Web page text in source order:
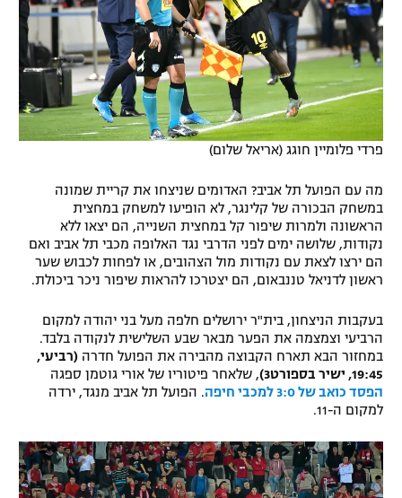
הצטרפות לחבילת הערוצים
לוח דרושים – ג'ובנט
תגיות
פרדי פלומיין חוגג (אריאל שלום)
מה עם הפועל תל אביב? האדומים שניצחו את קריית שמונה
במשחק הבכורה של קלינגר, לא הופיעו למשחק במחצית
הראשונה ולמרות שיפור קל במחצית השנייה, הם יצאו ללא
נקודות, שלושה ימים לפני הדרבי נגד האלופה מכבי תל אביב ואם
הם ירצו לצאת עם נקודות מול הצהובים, או לפחות לכבוש שער
ראשון לדניאל טננבאום, הם יצטרכו להראות שיפור ניכר ביכולת.
בעקבות הניצחון, בית"ר ירושלים חלפה מעל בני יהודה למקום
הרביעי וצמצמה את הפער מבאר שבע השלישית לנקודה בלבד.
במחזור הבא תארח הקבוצה מהבירה את הפועל חדרה (רביעי,
19:45, ישיר בספורט3)
, שלאחר פיטוריו של אורי גוטמן ספגה
הפסד כואב של 3:0 למכבי חיפה
. הפועל תל אביב מנגד, ירדה
למקום ה-11.